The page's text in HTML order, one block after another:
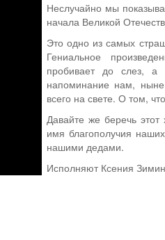
Неслучайно мы
начала Великой
Это одно из самых
Гениальное
пробивает до слез, а
напоминание нам,
всего на свете. О том,
Давайте же беречь
имя благополучия
нашими дедами.
Исполняют Ксения